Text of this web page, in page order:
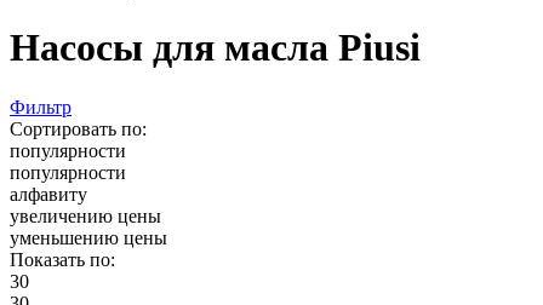
Насосы для масла Piusi
Фильтр
Сортировать по:
популярности
популярности
алфавиту
увеличению цены
уменьшению цены
Показать по:
30